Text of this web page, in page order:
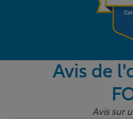
Garantie des
Assurance scolaire
Avis de
Avis sur